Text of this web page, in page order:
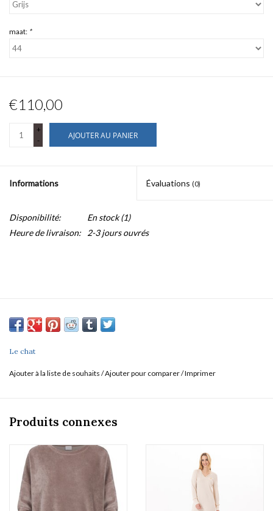
maat: *
€110,00
+
-
AJOUTER AU PANIER
Informations Évaluations (0)
Disponibilité: En stock(1)
Heure de livraison: 2-3 jours ouvrés
Le chat
Ajouter à la liste de souhaits /Ajouter pour comparer/Imprimer
Produits connexes